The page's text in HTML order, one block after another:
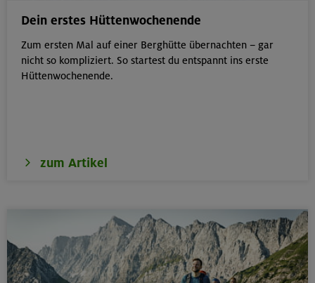
Dein erstes Hüttenwochenende
Zum ersten Mal auf einer Berghütte übernachten – gar
nicht so kompliziert. So startest du entspannt ins erste
Hüttenwochenende.
zum Artikel